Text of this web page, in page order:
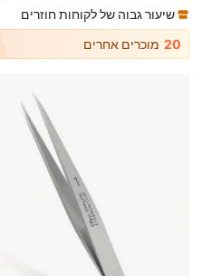
שיעור גבוה של לקוחות חוזרים
20 מוכרים אחרים